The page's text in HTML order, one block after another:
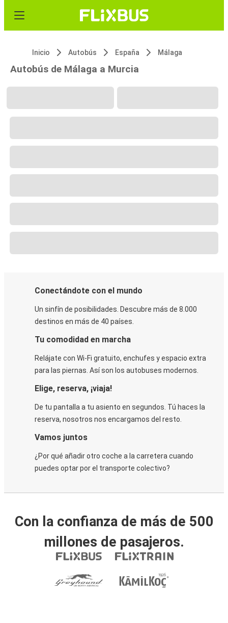
Inicio Autobús España Málaga
Autobús de Málaga a Murcia
Conectándote con el mundo
Un sinfín de posibilidades. Descubre más de 8.000
destinos en más de 40 países.
Tu comodidad en marcha
Relájate con Wi-Fi gratuito, enchufes y espacio extra
para las piernas. Así son los autobuses modernos.
Elige, reserva, ¡viaja!
De tu pantalla a tu asiento en segundos. Tú haces la
reserva, nosotros nos encargamos del resto.
Vamos juntos
¿Por qué añadir otro coche a la carretera cuando
puedes optar por el transporte colectivo?
Con la confianza de más de 500
millones de pasajeros.